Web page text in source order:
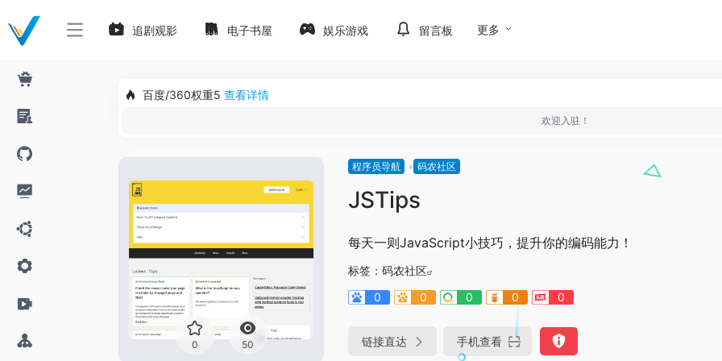
追剧观影 电子书屋 娱乐游戏 留言板 更多
百度/360权重5 查看详情
欢迎入驻！
0 50
程序员导航 码农社区
JSTips
每天一则JavaScript小技巧，提升你的编码能力！
标签： 码农社区
0
0 0 0 0
链接直达 手机查看